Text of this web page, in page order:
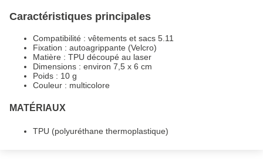
Caractéristiques principales
Compatibilité : vêtements et sacs 5.11
Fixation : autoagrippante (Velcro)
Matière : TPU découpé au laser
Dimensions : environ 7,5 x 6 cm
Poids : 10 g
Couleur : multicolore
MATÉRIAUX
TPU (polyuréthane thermoplastique)